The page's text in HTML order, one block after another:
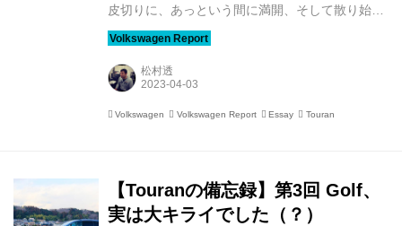
皮切りに、あっという間に満開、そして散り始め
た地域もあるようです。今年は例年より開花のペ
ースが早いみたいですね。久しぶりにお花見を楽
しんだ、あるいはその予定という方も多いのでは
ないでしょうか。 さて、東京で桜が開花した日は
ちょうど20年前の2003年3月14日にGolf Touran
けで190万台を販売！）、世界でもっとも成功し
た多目的車（MPV） ...
松村透
Volkswagen Volkswagen Report Essay Touran
【Touranの備忘録】第3回 Golf、
実は大キライでした（？）